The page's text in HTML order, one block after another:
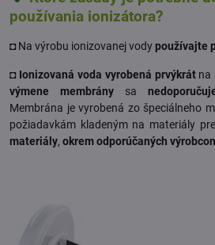
používania ionizátora?
◘ Na výrobu ionizovanej vodypoužívajte
◘ Ionizovaná voda vyrobená prvýkrátna
výmene membrány sa
Membrána je vyrobená zo špeciálneho
požiadavkám kladeným na materiály
materiály, okrem odporúčaných